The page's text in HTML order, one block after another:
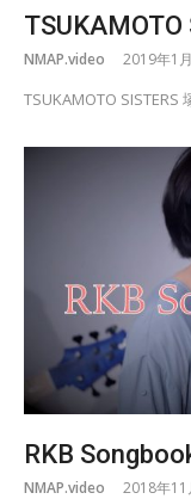
TSUKAMOTO
NMAP.video 2019年1
TSUKAMOTO
RKB
NMAP.video 2018年11